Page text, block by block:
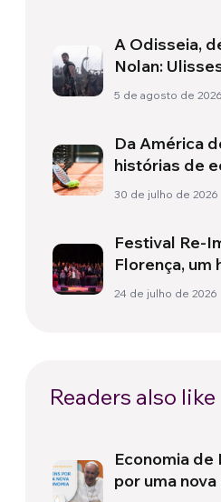
A Odisseia,
Nolan:
necessidade
5 de agosto de 2026
Da América
histórias de
e saúde
30 de julho de 2026
Festival Re-
Florença, um
24 de julho de 2026
Readers also like
Economia de
por uma